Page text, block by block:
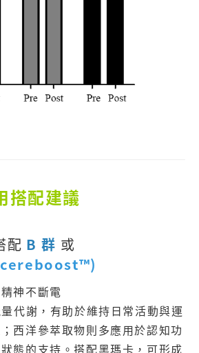
搭配建議
配 B 群 或
神不斷電
代謝，有助於維持日常活動與運
西洋參萃取物則多應用於認知功
態的支持。搭配黑瑪卡，可形成